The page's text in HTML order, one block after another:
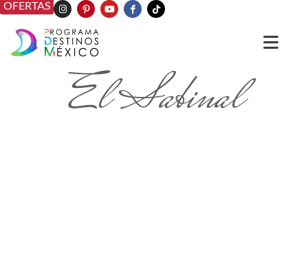
OFERTAS
El Sabinal